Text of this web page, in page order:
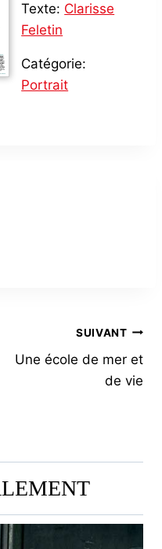
Texte: Clarisse
Feletin
Catégorie:
Portrait
SUIVANT
Une école de mer et
de vie